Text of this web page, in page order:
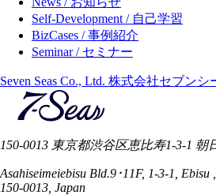
Self-Development / 自己学習
BizCases / 事例紹介
Seminar / セミナー
Seven Seas Co., Ltd. 株式会社セブンシ
150-0013 東京都渋谷区恵比寿1-3-1
Asahiseimeiebisu Bld.9･11F, 1-3-1, Ebisu
150-0013, Japan